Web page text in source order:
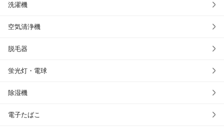
洗濯機
空気清浄機
脱毛器
蛍光灯・電球
除湿機
電子たばこ